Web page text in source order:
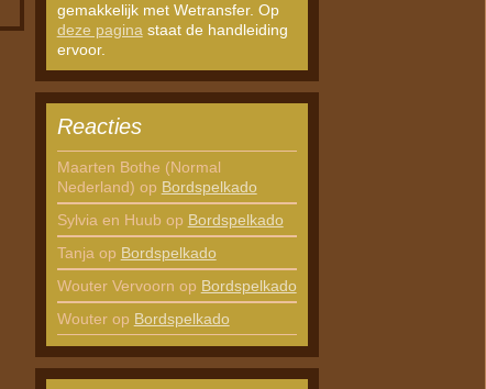
gemakkelijk met Wetransfer. Op
deze pagina staat de handleiding
ervoor.
Reacties
Maarten Bothe (Normal
Nederland) op Bordspelkado
Sylvia en Huub op Bordspelkado
Tanja op Bordspelkado
Wouter Vervoorn op Bordspelkado
Wouterop Bordspelkado